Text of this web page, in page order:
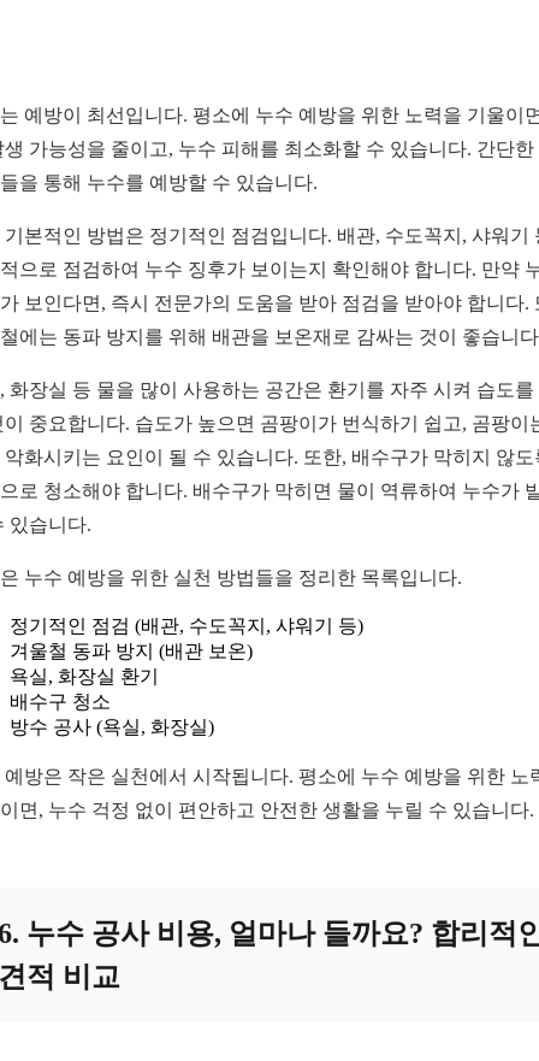
예방이 최선입니다. 평소에 누수 예방을 위한 노력을 기울이
생 가능성을 줄이고, 누수 피해를 최소화할 수 있습니다. 간단한
을 통해 누수를 예방할 수 있습니다.
기본적인 방법은 정기적인 점검입니다. 배관, 수도꼭지, 샤워기
으로 점검하여 누수 징후가 보이는지 확인해야 합니다. 만약
보인다면, 즉시 전문가의 도움을 받아 점검을 받아야 합니다.
에는 동파 방지를 위해 배관을 보온재로 감싸는 것이 좋습니
화장실 등 물을 많이 사용하는 공간은 환기를 자주 시켜 습도를
이 중요합니다. 습도가 높으면 곰팡이가 번식하기 쉽고, 곰팡이
악화시키는 요인이 될 수 있습니다. 또한, 배수구가 막히지 않도
로 청소해야 합니다. 배수구가 막히면 물이 역류하여 누수가
있습니다.
누수 예방을 위한 실천 방법들을 정리한 목록입니다.
정기적인 점검 (배관, 수도꼭지, 샤워기 등)
겨울철 동파 방지 (배관 보온)
욕실, 화장실 환기
배수구 청소
방수 공사 (욕실, 화장실)
예방은 작은 실천에서 시작됩니다. 평소에 누수 예방을 위한 노
면, 누수 걱정 없이 편안하고 안전한 생활을 누릴 수 있습니다.
누수 공사 비용, 얼마나 들까요? 합리적
적 비교